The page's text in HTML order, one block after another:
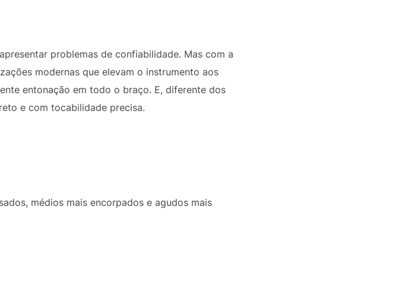
problemas de confiabilidade. Mas com a
modernas que elevam o instrumento aos
entonação em todo o braço. E, diferente dos
e com tocabilidade precisa.
médios mais encorpados e agudos mais